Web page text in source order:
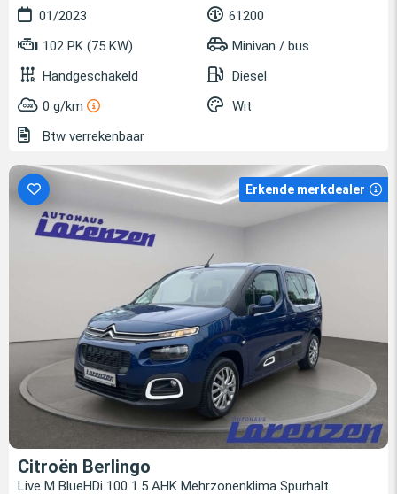
01/2023
61200
102 PK (75 KW)
Minivan / bus
Handgeschakeld
Diesel
0 g/km
Wit
Btw verrekenbaar
Erkende merkdealer
Citroën Berlingo
Live M BlueHDi 100 1.5 AHK Mehrzonenklima Spurhalt